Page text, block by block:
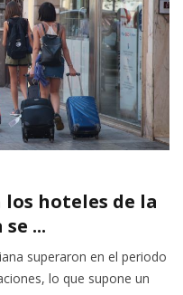
hoteles de la
...
superaron en el periodo
lo que supone un